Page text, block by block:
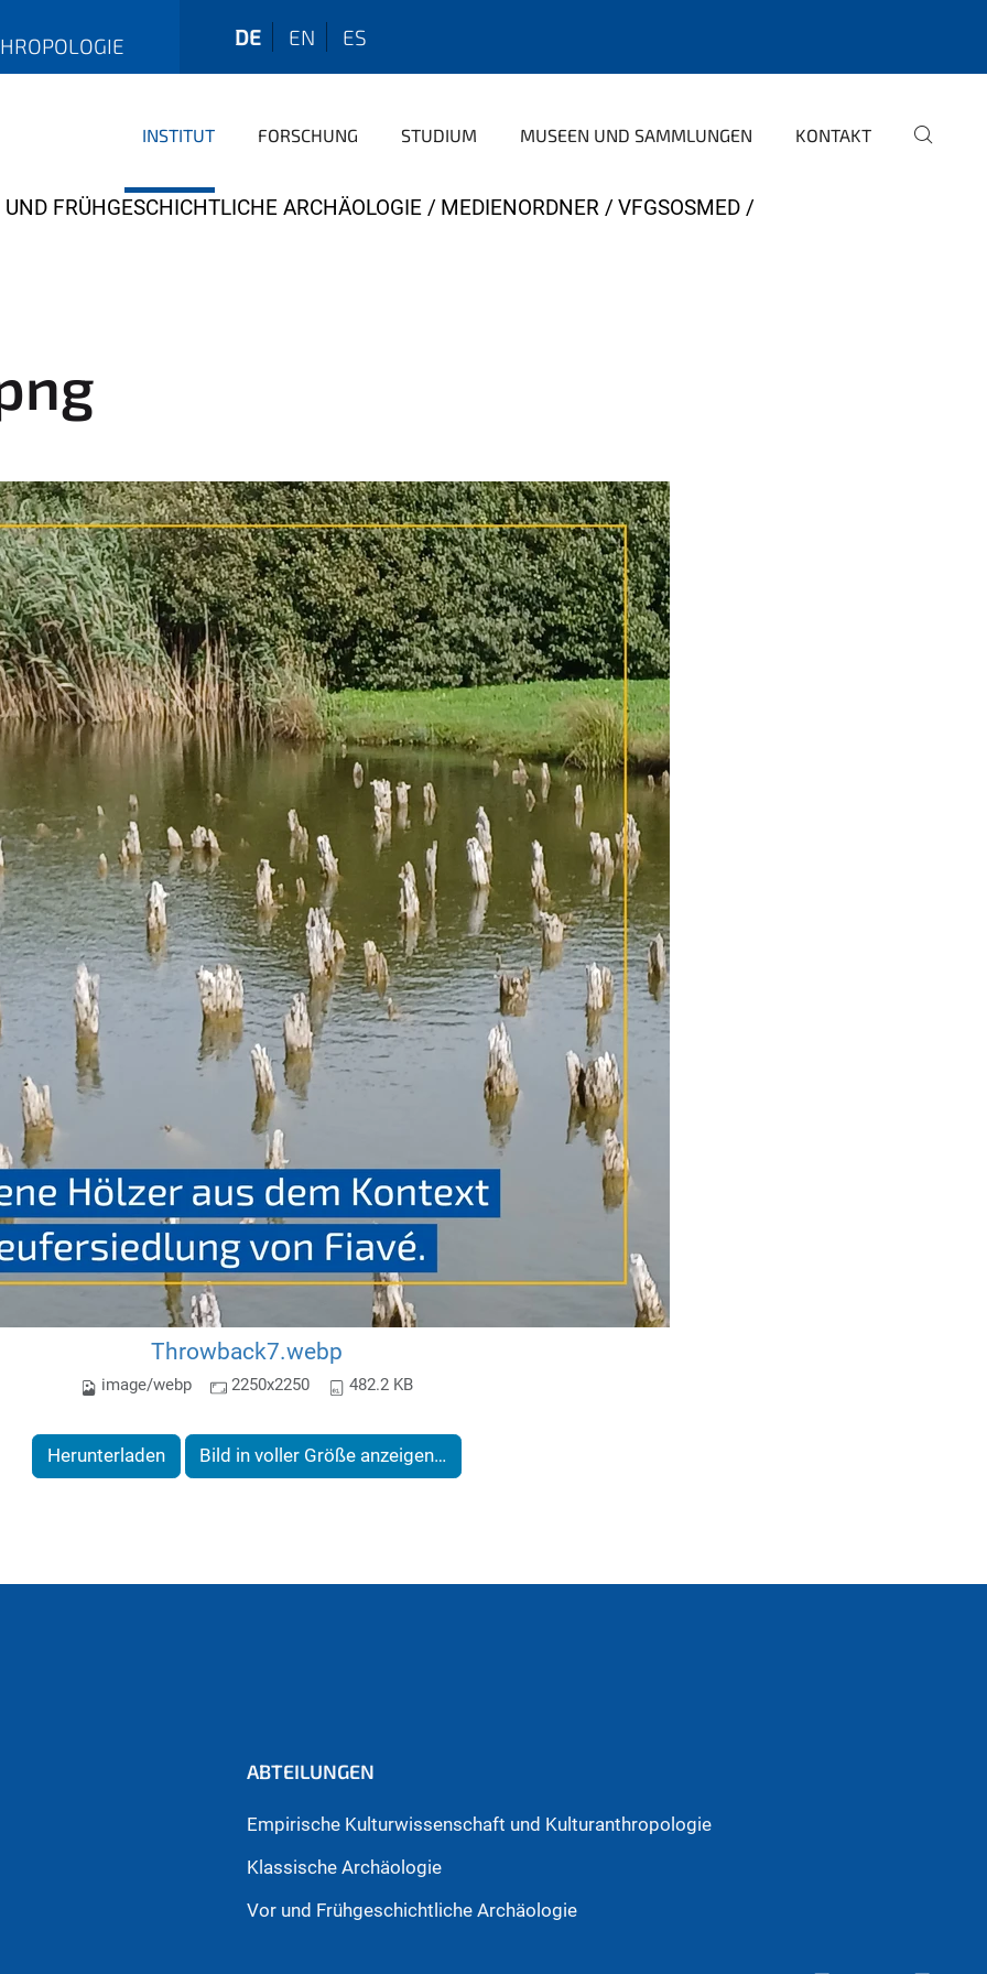
DE EN ES
INSTITUT FORSCHUNG STUDIUM MUSEEN UND SAMMLUNGEN KONTAKT
UND FRÜHGESCHICHTLICHE ARCHÄOLOGIE MEDIENORDNER VFGSOSMED
Throwback7.webp
image/webp 2250x2250 482.2 KB
Herunterladen Bild in voller Größe anzeigen…
ABTEILUNGEN
Empirische Kulturwissenschaft und Kulturanthropologie
Klassische Archäologie
Vor und Frühgeschichtliche Archäologie